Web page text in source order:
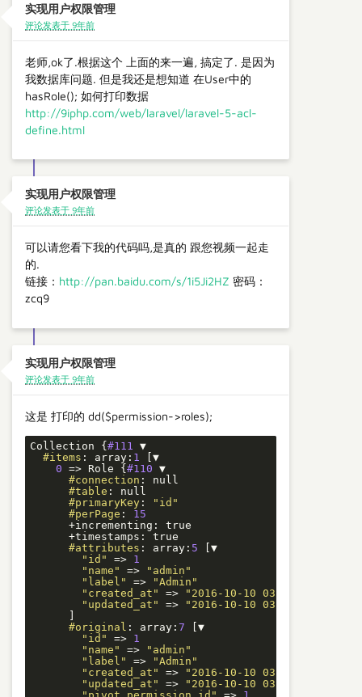
实现用户权限管理
评论发表于 9年前
老师,ok了.根据这个 上面的来一遍, 搞定了. 是因为
我数据库问题. 但是我还是想知道 在User中的
hasRole(); 如何打印数据
http://9iphp.com/web/laravel/laravel-5-acl-
define.html
实现用户权限管理
评论发表于 9年前
可以请您看下我的代码吗,是真的 跟您视频一起走
的.
链接： http://pan.baidu.com/s/1i5Ji2HZ 密码：
zcq9
实现用户权限管理
评论发表于 9年前
这是 打印的 dd($permission->roles);
Collection {#111
▼
#items : array: 1
[▼
0 => Role {#110 ▼
#connection : null
#table : null
#primaryKey :
"id"
#perPage : 15
      +incrementing: true
      +timestamps: true
#attributes : array: 5 [▼
"id"
=> 1
"name"
=>
"admin"
"label"
=>
"Admin"
"created_at"
=>
"2016-10-10 03:20:48"
"updated_at"
=>
"2016-10-10 03:20:48"
#original : array:7 [▼
"id"
=> 1
"name"
=>
"admin"
"label"
=>
"Admin"
"created_at"
=>
"2016-10-10 03:20:48"
"updated_at"
=>
"2016-10-10 03:20:48"